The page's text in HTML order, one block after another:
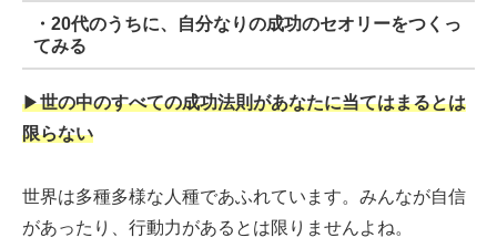
・20代のうちに、自分なりの成功のセオリーをつくっ
てみる
▶︎世の中のすべての成功法則があなたに当てはまるとは
限らない
世界は多種多様な人種であふれています。みんなが自信
があったり、行動力があるとは限りませんよね。